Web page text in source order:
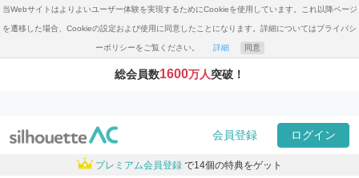
当Webサイトはよりよいユーザー体験を実現するためにCookieを使用しています。これ以降ページ
を遷移した場合、Cookieの設定および使用に同意したことになります。詳細についてはプライバシ
ーポリシーをご覧ください。 詳細 同意
総会員数1600万人突破！
会員登録 ログイン
プレミアム会員登録 で14個の特典をゲット